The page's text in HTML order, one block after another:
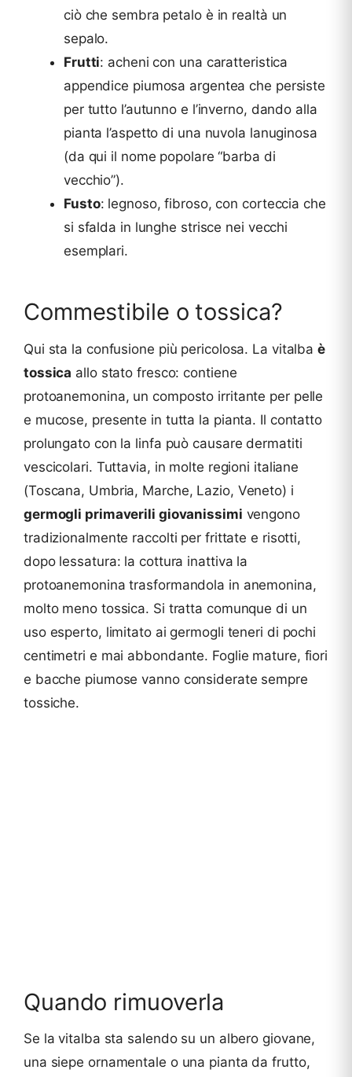
ciò che sembra petalo è in realtà un
sepalo.
Frutti: acheni con una caratteristica
appendice piumosa argentea che persiste
per tutto l’autunno e l’inverno, dando alla
pianta l’aspetto di una nuvola lanuginosa
(da qui il nome popolare “barba di
vecchio”).
Fusto: legnoso, fibroso, con corteccia che
si sfalda in lunghe strisce nei vecchi
esemplari.
Commestibile o tossica?
Qui sta la confusione più pericolosa. La vitalbaè
tossica allo stato fresco: contiene
protoanemonina, un composto irritante per pelle
e mucose, presente in tutta la pianta. Il contatto
prolungato con la linfa può causare dermatiti
vescicolari. Tuttavia, in molte regioni italiane
(Toscana, Umbria, Marche, Lazio, Veneto) i
germogli primaverili giovanissimi vengono
tradizionalmente raccolti per frittate e risotti,
dopo lessatura: la cottura inattiva la
protoanemonina trasformandola in anemonina,
molto meno tossica. Si tratta comunque di un
uso esperto, limitato ai germogli teneri di pochi
centimetri e mai abbondante. Foglie mature, fiori
e bacche piumose vanno considerate sempre
tossiche.
Quando rimuoverla
Se la vitalba sta salendo su un albero giovane,
una siepe ornamentale o una pianta da frutto,